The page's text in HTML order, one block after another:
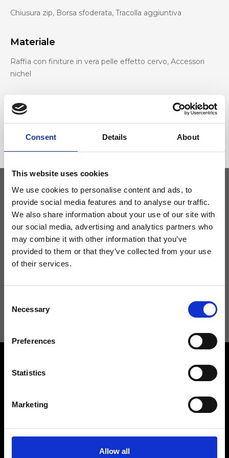
Consent Details About
This website uses cookies
We use cookies to personalise content and ads, to
provide social media features and to analyse our traffic.
We also share information about your use of our site with
our social media, advertising and analytics partners who
may combine it with other information that you’ve
provided to them or that they’ve collected from your use
of their services.
Selection
Necessary
Preferences
Statistics
Marketing
Allow all
Chiusura zip, Borsa sfoderata, Tracolla aggiuntiva
Materiale
Raffia con finiture in vera pelle effetto cervo, Accessori
nichel
Dimensione
19 x 12 x 13 cm (l x a x p)
Tieniti aggiornato
Non perdere le novità di Ripani, iscriviti alla newsletter!
Rispondiamo a tutte le tue
richieste